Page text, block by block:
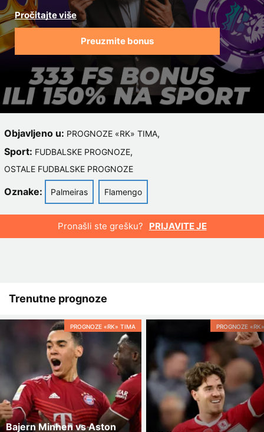
Preuzmite bonus
Objavljeno u: PROGNOZE «RK» TIMA,
Sport: FUDBALSKE PROGNOZE,
OSTALE FUDBALSKE PROGNOZE
Oznake: Palmeiras Flamengo
Pronašli ste grešku? PRIJAVITE JE
Trenutne prognoze
PROGNOZE «RK» TIMA
Bajern Minhen vs Aston
PROGNOZE